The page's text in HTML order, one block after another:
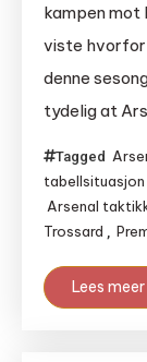
kampen mot
viste
denne
tydelig at
Tagged
tabellsituasjon
Arsenal
Trossard ,
Lees meer